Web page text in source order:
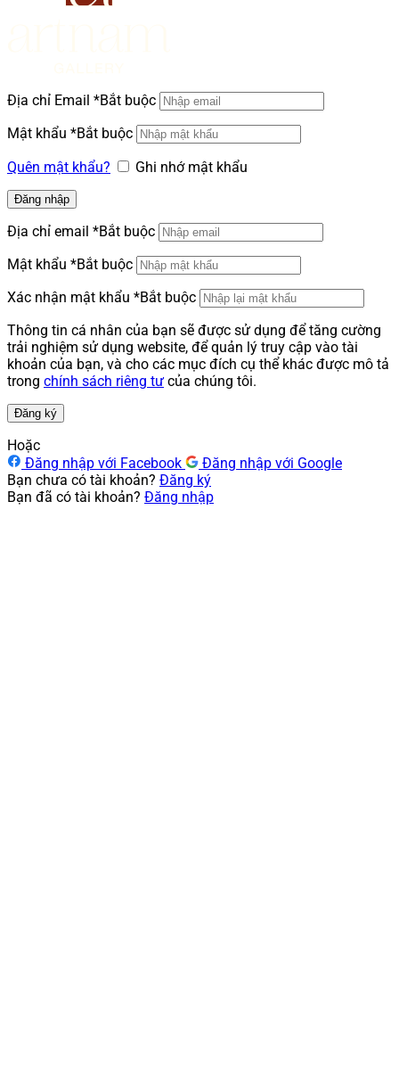
Địa chỉ Email *Bắt buộc
Mật khẩu *Bắt buộc
Quên mật khẩu?
Ghi nhớ mật khẩu
Đăng nhập
Địa chỉ email *Bắt buộc
Mật khẩu *Bắt buộc
Xác nhận mật khẩu *Bắt buộc
Thông tin cá nhân của bạn sẽ được sử dụng để tăng cường
trải nghiệm sử dụng website, để quản lý truy cập vào tài
khoản của bạn, và cho các mục đích cụ thể khác được mô tả
trong chính sách riêng tư của chúng tôi.
Đăng ký
Hoặc
Đăng nhập với Facebook
Đăng nhập với Google
Bạn chưa có tài khoản? Đăng ký
Bạn đã có tài khoản? Đăng nhập